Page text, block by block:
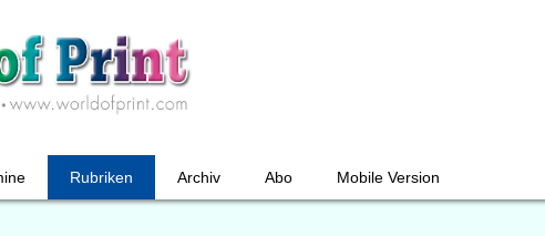
Rubriken Archiv Abo Mobile Version